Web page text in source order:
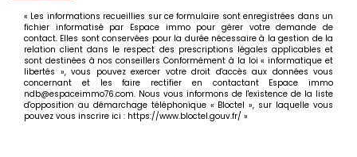
« Les informations recueillies sur ce formulaire sont enregistrées dans un
fichier informatisé par Espace immo pour gérer votre demande de
contact. Elles sont conservées pour la durée nécessaire à la gestion de la
relation client dans le respect des prescriptions légales applicables et
sont destinées à nos conseillers Conformément à la loi « informatique et
libertés », vous pouvez exercer votre droit d'accès aux données vous
concernant et les faire rectifier en contactant Espace immo
ndb@espaceimmo76.com. Nous vous informons de l'existence de la liste
d'opposition au démarchage téléphonique « Bloctel », sur laquelle vous
pouvez vous inscrire ici : https://www.bloctel.gouv.fr/ »